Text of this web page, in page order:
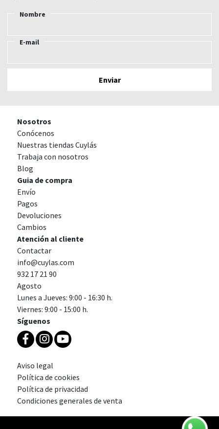
Nombre
E-mail
Nosotros
Conócenos
Nuestras tiendas Cuylás
Trabaja con nosotros
Blog
Guia de compra
Envío
Pagos
Devoluciones
Cambios
Atención al cliente
Contactar
info@cuylas.com
932 17 21 90
Agosto
Lunes a Jueves: 9:00 - 16:30 h.
Viernes: 9:00 - 15:00 h.
Síguenos
Aviso legal
Política de cookies
Política de privacidad
Condiciones generales de venta